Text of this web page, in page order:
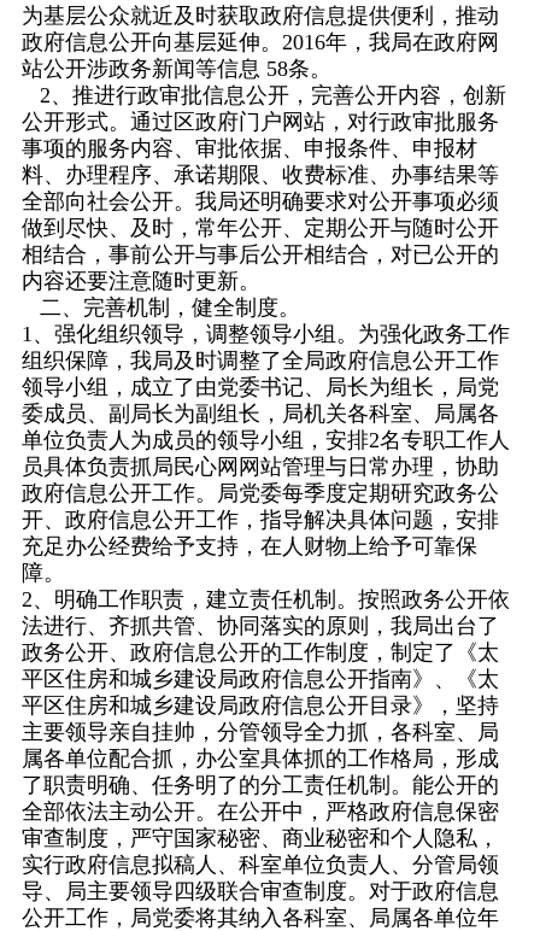
为基层公众就近及时获取政府信息提供便利，推动
政府信息公开向基层延伸。2016年，我局在政府网
站公开涉政务新闻等信息 58条。
2、推进行政审批信息公开，完善公开内容，创新
公开形式。通过区政府门户网站，对行政审批服务
事项的服务内容、审批依据、申报条件、申报材
料、办理程序、承诺期限、收费标准、办事结果等
全部向社会公开。我局还明确要求对公开事项必须
做到尽快、及时，常年公开、定期公开与随时公开
相结合，事前公开与事后公开相结合，对已公开的
内容还要注意随时更新。
二、完善机制，健全制度。
1、强化组织领导，调整领导小组。为强化政务工作
组织保障，我局及时调整了全局政府信息公开工作
领导小组，成立了由党委书记、局长为组长，局党
委成员、副局长为副组长，局机关各科室、局属各
单位负责人为成员的领导小组，安排2名专职工作人
员具体负责抓局民心网网站管理与日常办理，协助
政府信息公开工作。局党委每季度定期研究政务公
开、政府信息公开工作，指导解决具体问题，安排
充足办公经费给予支持，在人财物上给予可靠保
障。
2、明确工作职责，建立责任机制。按照政务公开依
法进行、齐抓共管、协同落实的原则，我局出台了
政务公开、政府信息公开的工作制度，制定了《太
平区住房和城乡建设局政府信息公开指南》、《太
平区住房和城乡建设局政府信息公开目录》，坚持
主要领导亲自挂帅，分管领导全力抓，各科室、局
属各单位配合抓，办公室具体抓的工作格局，形成
了职责明确、任务明了的分工责任机制。能公开的
全部依法主动公开。在公开中，严格政府信息保密
审查制度，严守国家秘密、商业秘密和个人隐私，
实行政府信息拟稿人、科室单位负责人、分管局领
导、局主要领导四级联合审查制度。对于政府信息
公开工作，局党委将其纳入各科室、局属各单位年